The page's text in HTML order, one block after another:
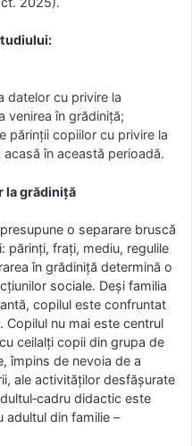
datelor cu privire la
venirea în grădiniță;
părinții copiilor cu privire la
în această perioadă.
la grădiniță
o separare bruscă
părinți, frați, mediu, regulile
în grădiniță determină o
sociale. Deși familia
copilul este confruntat
nu mai este centrul
ceilalți copii din grupa de
împins de nevoia de a
ale activităților desfășurate
didactic este
din familie –